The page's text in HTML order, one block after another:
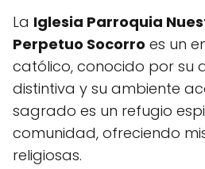
La Iglesia Parroquia
Perpetuo Socorro es un
católico, conocido por su
distintiva y su ambiente
sagrado es un refugio
comunidad, ofreciendo
religiosas.